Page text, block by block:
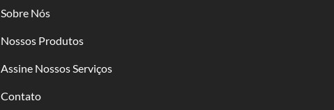
Sobre Nós
Nossos Produtos
Assine Nossos Serviços
Contato